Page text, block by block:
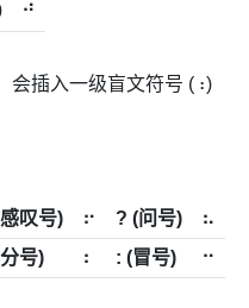
⠚
会插入一级盲文符号 ( ⠰)
叹号) ⠖ ? (问号)
⠦
号) ⠆ : (冒号) ⠒